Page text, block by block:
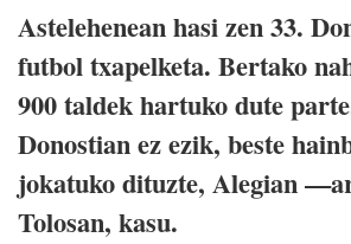
Astelehenean hasi zen 33.
futbol txapelketa. Bertako
900 taldek hartuko dute
Donostian ez ezik, beste
jokatuko dituzte, Alegian
Tolosan, kasu.